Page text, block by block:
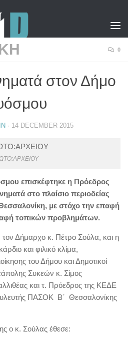
0
στον Δήμο
· 14 DECEMBER 2015
επισκέφτηκε η Πρόεδρος
στο πλαίσιο περιοδείας
με στόχο την επαφή
τοπικών προβλημάτων.
τον Δήμαρχο κ. Πέτρο Σούλα, και η
και φιλικό κλίμα,
του Δήμου και Δημοτικοί
Συκεών κ. Σίμος
και τ. Πρόεδρος της ΚΕΔΕ
ΠΑΣΟΚ Β΄ Θεσσαλονίκης
ο κ. Σούλας έθεσε: